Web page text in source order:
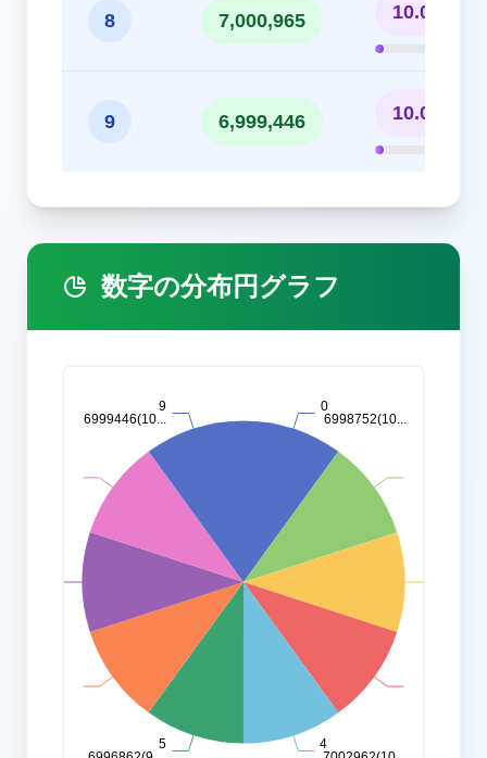
8 7,000,965 10.00%
9 6,999,446 10.00%
数字の分布円グラフ